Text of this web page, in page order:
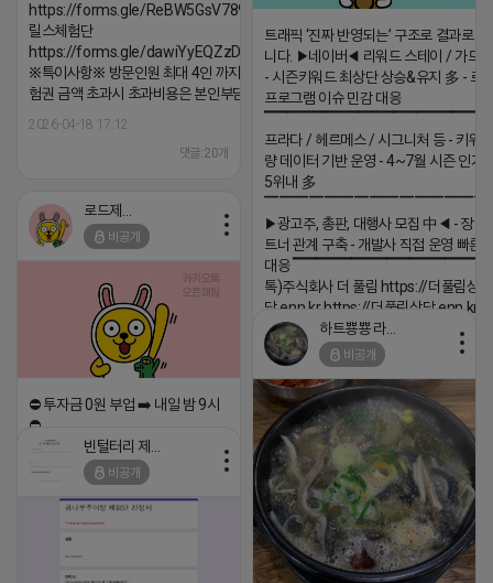
https://forms.gle/ReBW5GsV789ur2Pz6
릴스체험단
https://forms.gle/dawiYyEQZzDdqf8W8
※특이사항※ 방문인원 최대 4인 까지 가능 체
험권 금액 초과시 초과비용은 본인부담입니다.
2026-04-18 17:12
댓글:20개
트래픽 ‘진짜 반영되는’ 구조로 결과로
니다. ▶네이버◀ 리워드 스테이 / 가드 /
- 시즌키워드 최상단 상승&유지 多 - 로
프로그램 이슈 민감 대응
▔▔▔▔▔▔▔▔▔▔▔▔▔▔▔▔▔▔ ▶
프라다 / 헤르메스 / 시그니처 등 - 키워
량 데이터 기반 운영 - 4~7월 시즌 인기
5위내 多
▶광고주, 총판, 대행사 모집 中◀ - 장기
트너 관계 구축 - 개발사 직접 운영 빠른
대응
톡)주식회사 더 풀림 https://더풀림상
담.enn.kr https://더풀림상담.enn.kr
2026-04-18 17:26
비공개
⛔️ 투자금 0원 부업 ➡️ 내일 밤 9시
⛔️
2026-04-18 17:23
하트뿅뿅 라이언
비공개
비공개